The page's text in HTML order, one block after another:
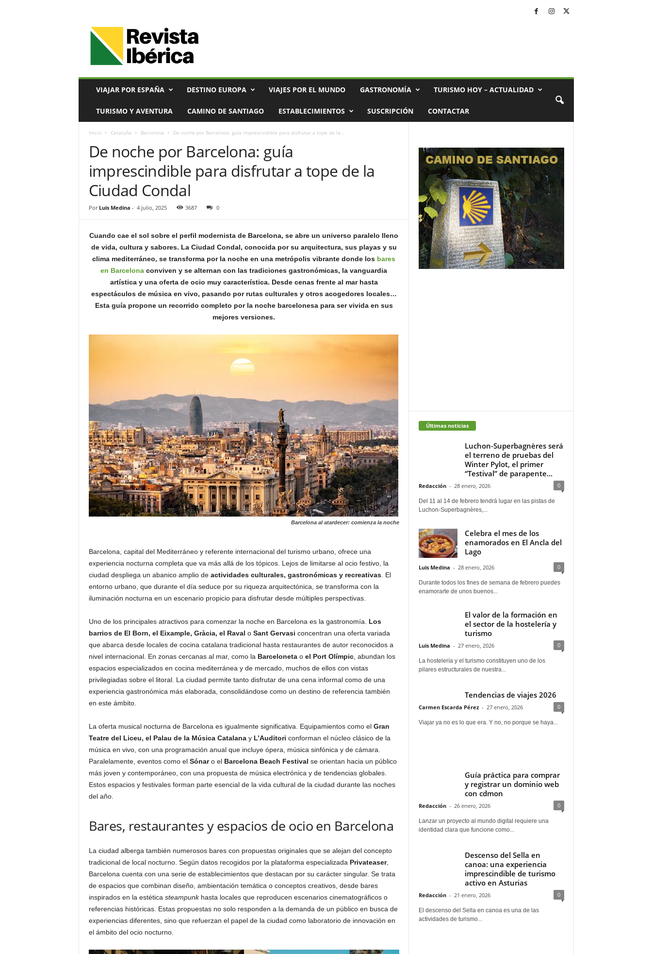
VIAJAR POR ESPAÑA DESTINO EUROPA VIAJES POR EL MUNDO GASTRONOMÍA TURISMO HOY – ACTUALIDAD
TURISMO Y AVENTURA CAMINO DE SANTIAGO ESTABLECIMIENTOS SUSCRIPCIÓN CONTACTAR
Inicio Cataluña Barcelona De noche por Barcelona: guía imprescindible para disfrutar a tope de la...
De noche por Barcelona: guía
imprescindible para disfrutar a tope de la
Ciudad Condal
Por Luis Medina - 4 julio, 2025 3687 0
Cuando cae el sol sobre el perfil modernista de Barcelona, se abre un universo paralelo lleno
de vida, cultura y sabores. La Ciudad Condal, conocida por su arquitectura, sus playas y su
clima mediterráneo, se transforma por la noche en una metrópolis vibrante donde los bares
en Barcelona conviven y se alternan con las tradiciones gastronómicas, la vanguardia
artística y una oferta de ocio muy característica. Desde cenas frente al mar hasta
espectáculos de música en vivo, pasando por rutas culturales y otros acogedores locales…
Esta guía propone un recorrido completo por la noche barcelonesa para ser vivida en sus
mejores versiones.
Barcelona al atardecer: comienza la noche
Barcelona, capital del Mediterráneo y referente internacional del turismo urbano, ofrece una
experiencia nocturna completa que va más allá de los tópicos. Lejos de limitarse al ocio festivo, la
ciudad despliega un abanico amplio de actividades culturales, gastronómicas y recreativas. El
entorno urbano, que durante el día seduce por su riqueza arquitectónica, se transforma con la
iluminación nocturna en un escenario propicio para disfrutar desde múltiples perspectivas.
Uno de los principales atractivos para comenzar la noche en Barcelona es la gastronomía. Los
barrios de El Born, el Eixample, Gràcia, el Raval oSant Gervasi concentran una oferta variada
que abarca desde locales de cocina catalana tradicional hasta restaurantes de autor reconocidos a
nivel internacional. En zonas cercanas al mar, como la Barcelonetaoel Port Olímpic, abundan los
espacios especializados en cocina mediterránea y de mercado, muchos de ellos con vistas
privilegiadas sobre el litoral. La ciudad permite tanto disfrutar de una cena informal como de una
experiencia gastronómica más elaborada, consolidándose como un destino de referencia también
en este ámbito.
La oferta musical nocturna de Barcelona es igualmente significativa. Equipamientos como el Gran
Teatre del Liceu, el Palau de la Música Catalana yL’Auditori conforman el núcleo clásico de la
música en vivo, con una programación anual que incluye ópera, música sinfónica y de cámara.
Paralelamente, eventos como el Sónaro elBarcelona Beach Festival se orientan hacia un público
más joven y contemporáneo, con una propuesta de música electrónica y de tendencias globales.
Estos espacios y festivales forman parte esencial de la vida cultural de la ciudad durante las noches
del año.
Bares, restaurantes y espacios de ocio en Barcelona
La ciudad alberga también numerosos bares con propuestas originales que se alejan del concepto
tradicional de local nocturno. Según datos recogidos por la plataforma especializada Privateaser,
Barcelona cuenta con una serie de establecimientos que destacan por su carácter singular. Se trata
de espacios que combinan diseño, ambientación temática o conceptos creativos, desde bares
inspirados en la estética steampunkhasta locales que reproducen escenarios cinematográficos o
referencias históricas. Estas propuestas no solo responden a la demanda de un público en busca de
experiencias diferentes, sino que refuerzan el papel de la ciudad como laboratorio de innovación en
el ámbito del ocio nocturno.
Últimas noticias
Luchon-Superbagnères será
el terreno de pruebas del
Winter Pylot, el primer
“Testival” de parapente...
Redacción - 28 enero, 2026 0
Del 11 al 14 de febrero tendrá lugar en las pistas de
Luchon-Superbagnères,...
Celebra el mes de los
enamorados en El Ancla del
Lago
Luis Medina - 28 enero, 2026 0
Durante todos los fines de semana de febrero puedes
enamorarte de unos buenos...
El valor de la formación en
el sector de la hostelería y
turismo
Luis Medina - 27 enero, 2026 0
La hostelería y el turismo constituyen uno de los
pilares estructurales de nuestra...
Tendencias de viajes 2026
Carmen Escarda Pérez - 27 enero, 2026 0
Viajar ya no es lo que era. Y no, no porque se haya...
Guía práctica para comprar
y registrar un dominio web
con cdmon
Redacción - 26 enero, 2026 0
Lanzar un proyecto al mundo digital requiere una
identidad clara que funcione como...
Descenso del Sella en
canoa: una experiencia
imprescindible de turismo
activo en Asturias
Redacción - 21 enero, 2026 0
El descenso del Sella en canoa es una de las
actividades de turismo...